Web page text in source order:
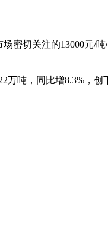
密切关注的13000元/
吨，同比增8.3%，